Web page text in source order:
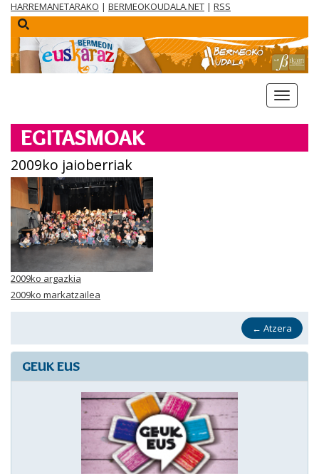
HARREMANETARAKO | BERMEOKOUDALA.NET | RSS
menua
EGITASMOAK
2009ko jaioberriak
2009ko argazkia
2009ko markatzailea
← Atzera
GEUK EUS